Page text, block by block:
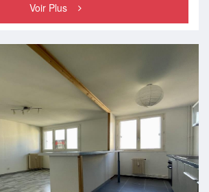
Voir Plus